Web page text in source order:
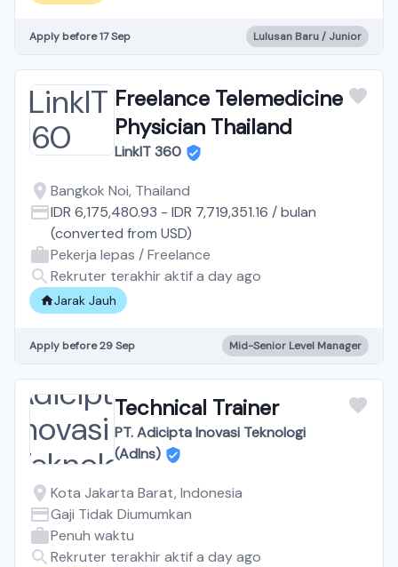
Apply before 17 Sep Lulusan Baru / Junior
Freelance Telemedicine
Physician Thailand
LinkIT 360
Bangkok Noi, Thailand
IDR 6,175,480.93 - IDR 7,719,351.16 /bulan
(converted from USD)
Pekerja lepas / Freelance
Rekruter terakhir aktif a day ago
Jarak Jauh
Apply before 29 Sep Mid-Senior Level Manager
Technical Trainer
PT. Adicipta Inovasi Teknologi
(AdIns)
Kota Jakarta Barat, Indonesia
Gaji Tidak Diumumkan
Penuh waktu
Rekruter terakhir aktif a day ago